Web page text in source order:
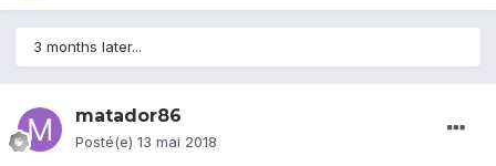
3 months later...
matador86
Posté(e) 13 mai 2018